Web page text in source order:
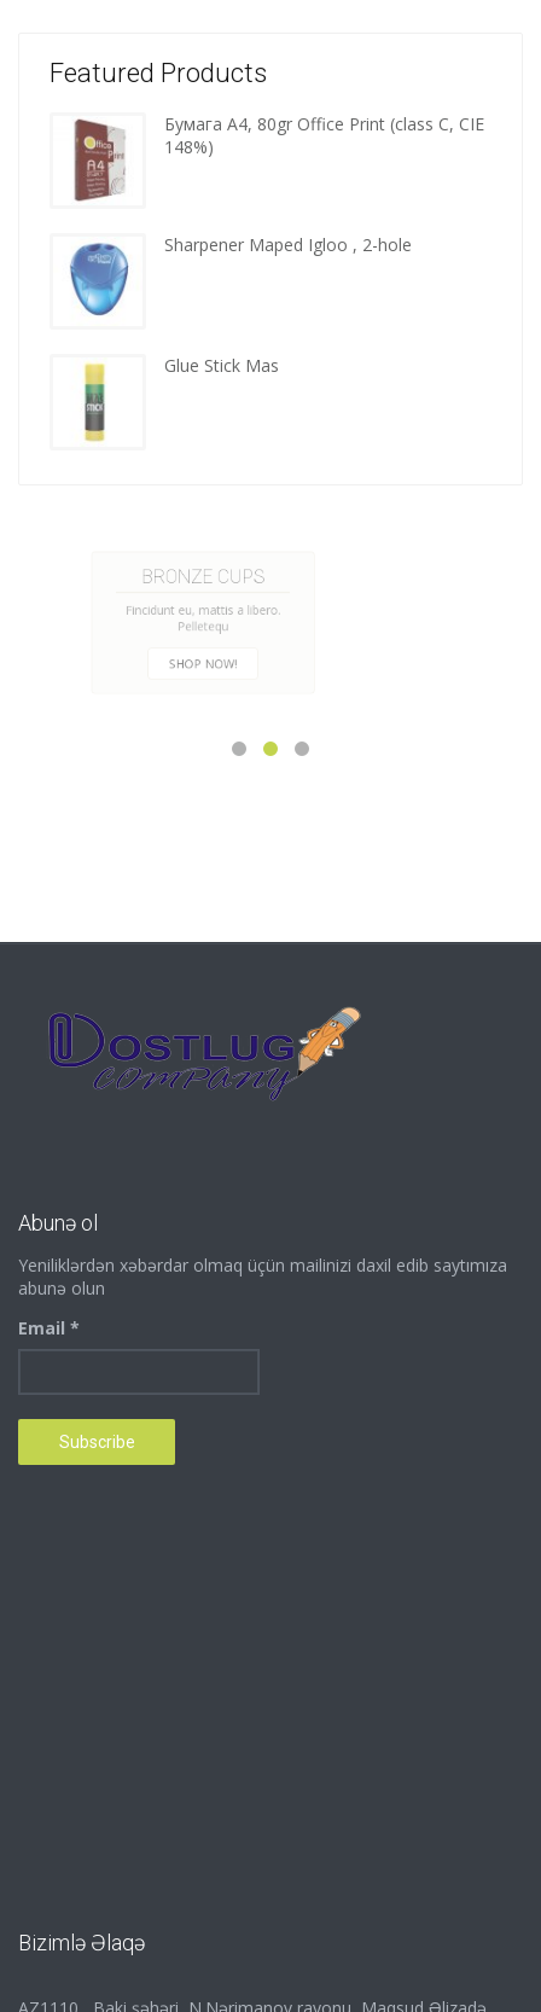
Wooden
kitchen
tools
Featured Products
Бумага A4, 80gr Office Print (class C, CIE
148%)
Sharpener Maped Igloo , 2-hole
Glue Stick Mas
Fincidunt eu, mattis a libero.
Abunə ol
Yeniliklərdən xəbərdar olmaq üçün mailinizi daxil edib saytımıza
abunə olun
Email *
Bizimlə Əlaqə